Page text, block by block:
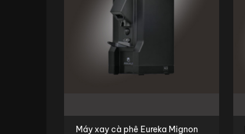
Máy xay cà phê Eureka Mignon